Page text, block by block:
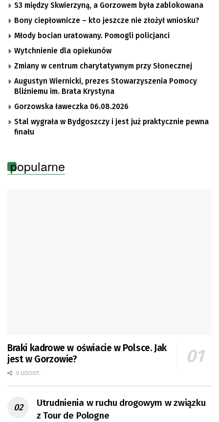
S3 między Skwierzyną, a Gorzowem była zablokowana
Bony ciepłownicze – kto jeszcze nie złożył wniosku?
Młody bocian uratowany. Pomogli policjanci
Wytchnienie dla opiekunów
Zmiany w centrum charytatywnym przy Słonecznej
Augustyn Wiernicki, prezes Stowarzyszenia Pomocy
Bliźniemu im. Brata Krystyna
Gorzowska ławeczka 06.08.2026
Stal wygrała w Bydgoszczy i jest już praktycznie pewna
finału
popularne
Braki kadrowe w oświacie w Polsce. Jak
jest w Gorzowie?
0 UDOST.
Utrudnienia w ruchu drogowym w związku
z Tour de Pologne